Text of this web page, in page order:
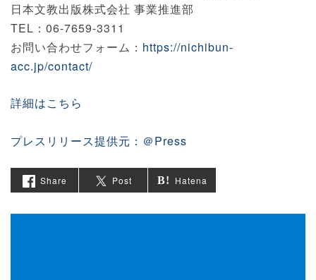
日本文教出版株式会社 事業推進部
TEL：06-7659-3311
お問い合わせフォーム： https://nichibun-
acc.jp/contact/
詳細はこちら
プレスリリース提供元：＠Press
Share Post Hatena